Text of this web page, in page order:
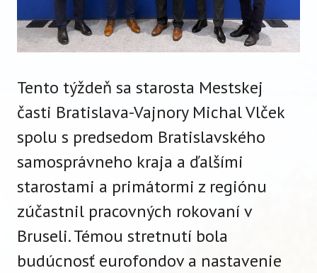
Tento týždeň sa starosta Mestskej
časti Bratislava-Vajnory Michal Vlček
spolu s predsedom Bratislavského
samosprávneho kraja a ďalšími
starostami a primátormi z regiónu
zúčastnil pracovných rokovaní v
Bruseli. Témou stretnutí bola
budúcnosť eurofondov a nastavenie